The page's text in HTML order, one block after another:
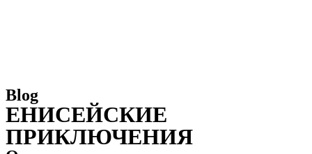
Blog
ЕНИСЕЙСКИЕ
ПРИКЛЮЧЕНИЯ